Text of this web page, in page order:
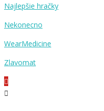
Najlepšie hračky
Nekonecno
WearMedicine
Zlavomat